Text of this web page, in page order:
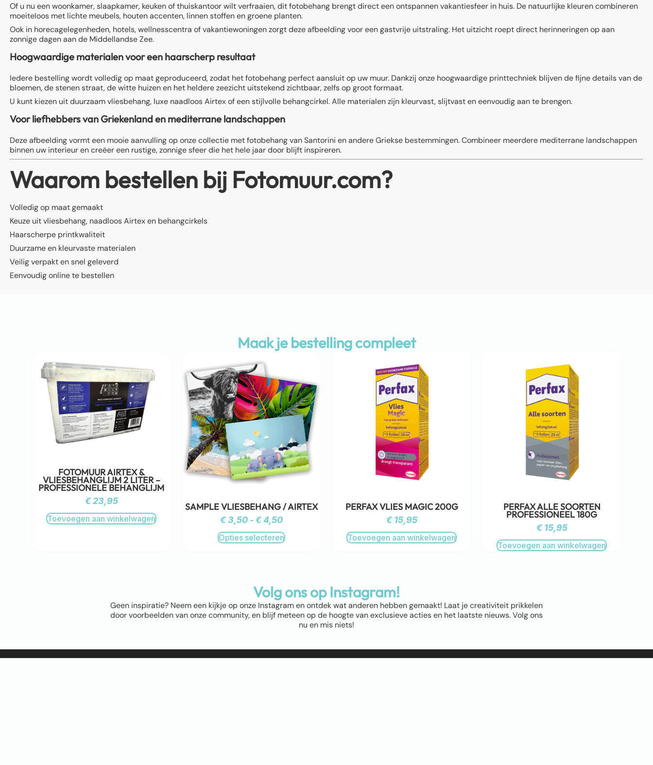
Of u nu een woonkamer, slaapkamer, keuken of thuiskantoor wilt verfraaien, dit fotobehang brengt direct een ontspannen vakantiesfeer in huis. De natuurlijke kleuren combineren
moeiteloos met lichte meubels, houten accenten, linnen stoffen en groene planten.
Ook in horecagelegenheden, hotels, wellnesscentra of vakantiewoningen zorgt deze afbeelding voor een gastvrije uitstraling. Het uitzicht roept direct herinneringen op aan
zonnige dagen aan de Middellandse Zee.
Hoogwaardige materialen voor een haarscherp resultaat
Iedere bestelling wordt volledig op maat geproduceerd, zodat het fotobehang perfect aansluit op uw muur. Dankzij onze hoogwaardige printtechniek blijven de fijne details van de
bloemen, de stenen straat, de witte huizen en het heldere zeezicht uitstekend zichtbaar, zelfs op groot formaat.
U kunt kiezen uit duurzaam vliesbehang, luxe naadloos Airtex of een stijlvolle behangcirkel. Alle materialen zijn kleurvast, slijtvast en eenvoudig aan te brengen.
Voor liefhebbers van Griekenland en mediterrane landschappen
Deze afbeelding vormt een mooie aanvulling op onze collectie met fotobehang van Santorini en andere Griekse bestemmingen. Combineer meerdere mediterrane landschappen
binnen uw interieur en creëer een rustige, zonnige sfeer die het hele jaar door blijft inspireren.
Waarom bestellen bij Fotomuur.com?
Volledig op maat gemaakt
Keuze uit vliesbehang, naadloos Airtex en behangcirkels
Haarscherpe printkwaliteit
Duurzame en kleurvaste materialen
Veilig verpakt en snel geleverd
Eenvoudig online te bestellen
Maak je bestelling compleet
FOTOMUUR AIRTEX &
VLIESBEHANGLIJM 2 LITER –
PROFESSIONELE BEHANGLIJM
€23,95
Toevoegen aan winkelwagen
SAMPLE VLIESBEHANG / AIRTEX
€3,50 - €4,50
Opties selecteren
PERFAX VLIES MAGIC 200G
€15,95
Toevoegen aan winkelwagen
PERFAX ALLE SOORTEN
PROFESSIONEEL 180G
€15,95
Toevoegen aan winkelwagen
Volg ons op Instagram!
Geen inspiratie? Neem een kijkje op onze Instagram en ontdek wat anderen hebben gemaakt! Laat je creativiteit prikkelen
door voorbeelden van onze community, en blijf meteen op de hoogte van exclusieve acties en het laatste nieuws. Volg ons
nu en mis niets!